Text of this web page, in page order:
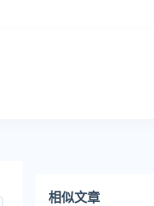
相似文章